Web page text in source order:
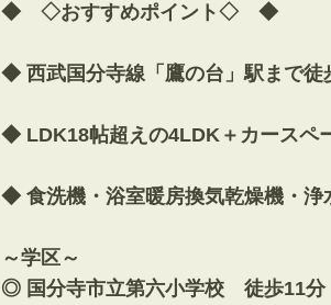
◆ ◇おすすめポイント◇ ◆
◆ 西武国分寺線「鷹の台」駅まで徒
◆ LDK18帖超えの4LDK＋カースペ
◆ 食洗機・浴室暖房換気乾燥機・浄
～学区～
◎ 国分寺市立第六小学校 徒歩11分